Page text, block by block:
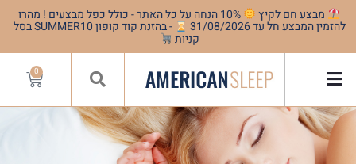
מבצע חם לקיץ 10% הנחה על כל האתר - כולל כפל מבצעים ! מהרו
להזמין המבצע חל עד 31/08/2026 - בהזנת קוד קופון SUMMER10 בסל
קניות
0